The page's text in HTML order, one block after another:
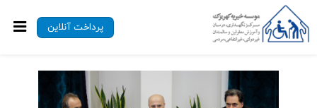
پرداخت آنلاین